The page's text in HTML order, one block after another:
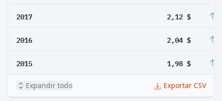
2017 2,12 $
2016 2,04 $
2015 1,98 $
Expandir todo Exportar CSV